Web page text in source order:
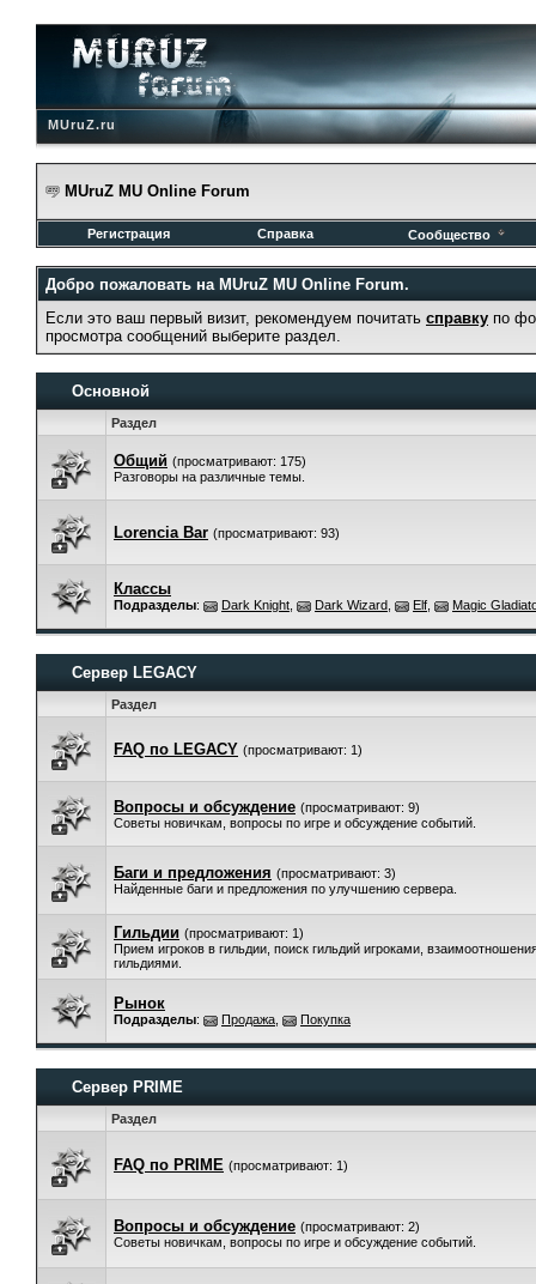
MUruZ.ru
MUruZ MU Online Forum
Регистрация Справка Сообщество
Добро пожаловать на MUruZ MU Online Forum.
Если это ваш первый визит, рекомендуем почитать справку по
просмотра сообщений выберите раздел.
Основной
Раздел
Общий (просматривают: 175)
Разговоры на различные темы.
Lorencia Bar (просматривают: 93)
Классы
Подразделы: Dark Knight Dark Wizard Elf Magic
Сервер LEGACY
Раздел
FAQ по LEGACY (просматривают: 1)
Вопросы и обсуждение (просматривают: 9)
Советы новичкам, вопросы по игре и обсуждение событий.
Баги и предложения (просматривают: 3)
Найденные баги и предложения по улучшению сервера.
Гильдии (просматривают: 1)
Прием игроков в гильдии, поиск гильдий игроками,
гильдиями.
Рынок
Подразделы: Продажа Покупка
Сервер PRIME
Раздел
FAQ по PRIME (просматривают: 1)
Вопросы и обсуждение (просматривают: 2)
Советы новичкам, вопросы по игре и обсуждение событий.